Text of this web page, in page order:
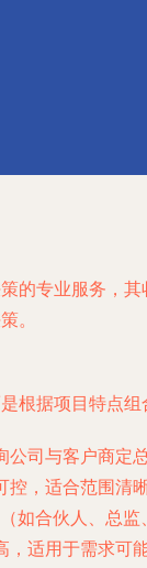
的专业服务，
。
根据项目特点组
公司与客户商
，适合范围清
如合伙人、总
适用于需求可